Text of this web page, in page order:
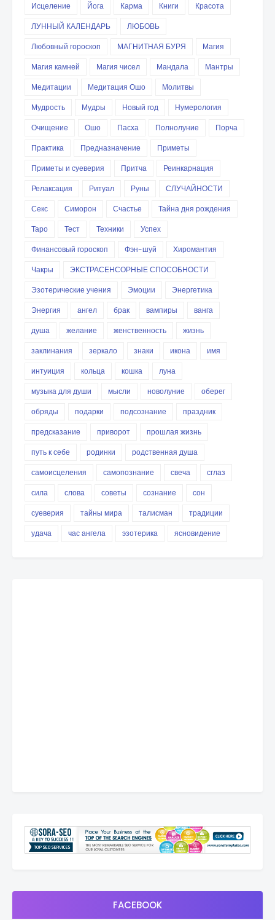
Исцеление
Йога Карма Книги
Красота
ЛУННЫЙ КАЛЕНДАРЬ
ЛЮБОВЬ
Любовный гороскоп
МАГНИТНАЯ БУРЯ
Магия
Магия камней
Магия чисел Мандала
Мантры
Медитации
Медитация Ошо
Молитвы
Мудрость
Мудры Новый год
Нумерология
Очищение
Ошо Пасха Полнолуние
Порча
Практика
Предназначение
Приметы
Приметы и суеверия
Притча
Реинкарнация
Релаксация
Ритуал Руны
СЛУЧАЙНОСТИ
Секс
Симорон Счастье
Тайна дня рождения
Таро
Тест Техники
Успех
Финансовый гороскоп
Фэн-шуй
Хиромантия
Чакры
ЭКСТРАСЕНСОРНЫЕ СПОСОБНОСТИ
Эзотерические учения
Эмоции
Энергетика
Энергия
ангел брак вампиры
ванга
душа
желание женственность
жизнь
заклинания
зеркало знаки икона
имя
интуиция
кольца кошка
луна
музыка для души
мысли новолуние
оберег
обряды
подарки подсознание
праздник
предсказание
приворот
прошлая жизнь
путь к себе
родинки
родственная душа
самоисцеления
самопознание свеча
сглаз
сила
слова советы сознание
сон
суеверия
тайны мира талисман
традиции
удача
час ангела эзотерика ясновидение
FACEBOOK